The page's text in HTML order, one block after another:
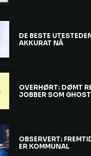
DE BESTE
AKKURAT NÅ
OVERHØRT: DØMT
JOBBER SOM
OBSERVERT:
ER KOMMUNAL